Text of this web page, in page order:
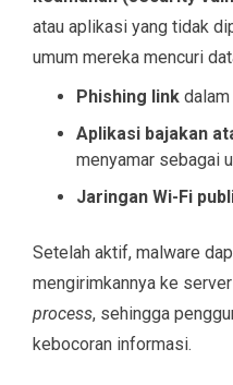
atau aplikasi yang tidak
umum mereka mencuri
Phishing link
Aplikasi bajakan
menyamar sebagai
Jaringan Wi-Fi
Setelah aktif, malware
mengirimkannya ke
process, sehingga
kebocoran informasi.